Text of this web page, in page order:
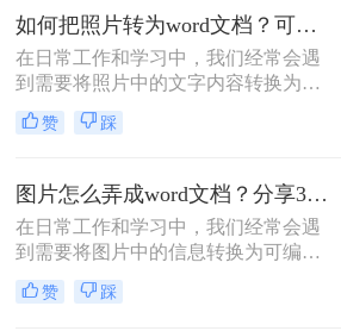
文档并不能实现文字内容的编辑，因
此我们需要将图片转换成可编辑的
Word文档。本文将详细介绍图片怎么
转换成word文档的几种方法，并给出
具体的操作步骤和注意事项。
如何把照片转为word文档？可以试试这三个方法！
在日常工作和学习中，我们经常会遇
到需要将照片中的文字内容转换为可
编辑的Word文档的情况。这可能是因
为照片中的文字信息对我们非常重
享。那么如何把照片转为word文档
呢？下面，我将详细介绍几种将照片
转为Word文档的方法，并给出具体的
操作步骤。
赞 踩
图片怎么弄成word文档？分享3种简单方法，轻松搞定!
在日常工作和学习中，我们经常会遇
到需要将图片中的信息转换为可编辑
的Word文档的情况。无论是扫描的文
档、截图还是照片，我们都希望能够
赞 踩